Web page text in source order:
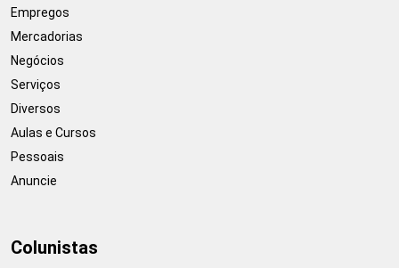
Empregos
Mercadorias
Negócios
Serviços
Diversos
Aulas e Cursos
Pessoais
Anuncie
Colunistas